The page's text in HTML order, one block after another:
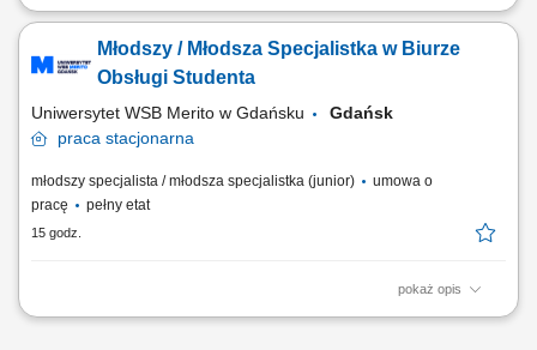
przygotowywanie projektów pism procesowych, postanowień,
spraw i wspieranie sprawnego prowadzenia postępowań
egzekucyjnych, kontakt z wierzycielami, dłużnikami, pełnomocnikami,
Młodszy / Młodsza Specjalistka w Biurze
Obsługi Studenta
Uniwersytet WSB Merito w Gdańsku
Gdańsk
praca stacjonarna
młodszy specjalista / młodsza specjalistka (junior)
umowa o
pracę
pełny etat
15 godz.
pokaż opis
Obowiązki: Prowadzenie przebiegu studiów oraz dokumentacji z nim